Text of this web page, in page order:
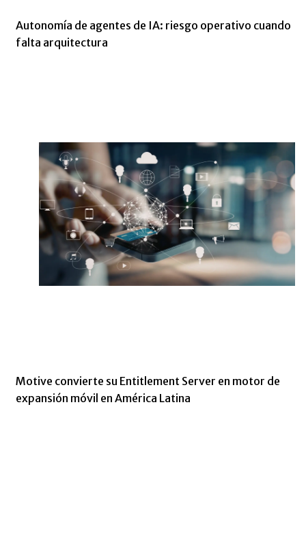
Autonomía de agentes de IA: riesgo operativo cuando
falta arquitectura
Motive convierte su Entitlement Server en motor de
expansión móvil en América Latina